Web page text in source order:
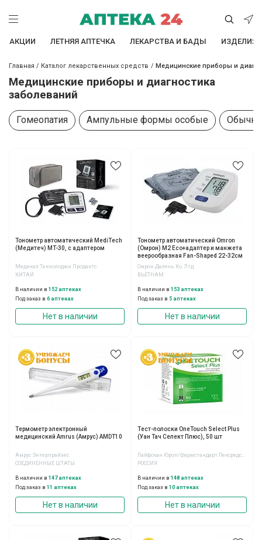
АКЦИИ ЛЕТНЯЯ АПТЕЧКА ЛЕКАРСТВА И БАДЫ ИЗДЕЛИЯ
Главная / Каталог лекарственных средств / Медицинские приборы и
Медицинские приборы и диагностика
заболеваний
Гомеопатия Ампульные формы особые
Тонометр автоматический MediTech
(Медитеч) MT-30, с адаптером
Медикал Текнолоджи Продактс
КИТАЙ
В наличии в 152 аптеках
Под заказ в 6 аптеках
Нет в наличии
Тонометр автоматический Omron
(Омрон) M2 Eco+адаптер и манжета
веерообразная Fan-Shaped 22-32см
Омрон Далянь Ко. Лтд.
ВЬЕТНАМ
В наличии в 153 аптеках
Под заказ в 5 аптеках
Нет в наличии
Термометр электронный
медицинский Amrus (Амрус) AMDT10
Амрус Энтерпрайзес
СОЕДИНЕННЫЕ ШТАТЫ
В наличии в 147 аптеках
Под заказ в 11 аптеках
Нет в наличии
Тест-полоски OneTouch Select Plus
(Уан Тач Селект Плюс), 50 шт
Лайфскан Юроп/Фармстандарт Лексредства ОАО
РОССИЯ
В наличии в 148 аптеках
Под заказ в 10 аптеках
Нет в наличии